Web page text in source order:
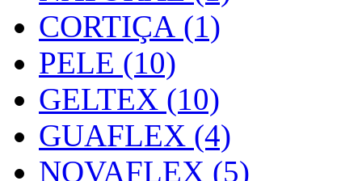
CORTIÇA (1)
PELE (10)
GELTEX (10)
GUAFLEX (4)
NOVAFLEX (5)